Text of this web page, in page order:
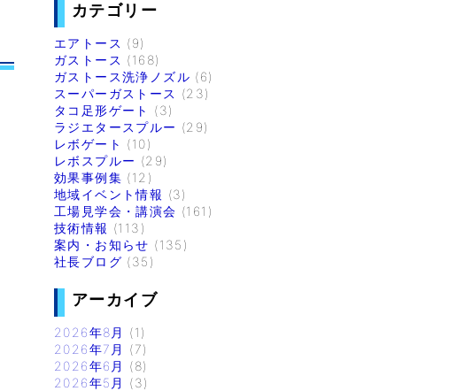
カテゴリー
エアトース (9)
ガストース (168)
ガストース洗浄ノズル (6)
スーパーガストース (23)
タコ足形ゲート
(3)
ラジエタースプルー (29)
レボゲート (10)
レボスプルー (29)
効果事例集 (12)
地域イベント情報 (3)
工場見学会・講演会 (161)
技術情報 (113)
案内・お知らせ (135)
社長ブログ (35)
アーカイブ
2026年8月
(1)
2026年7月
(7)
2026年6月
(8)
2026年5月
(3)